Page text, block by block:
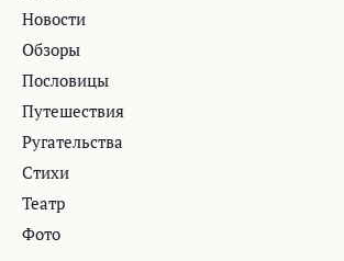
Новости
Обзоры
Пословицы
Путешествия
Ругательства
Стихи
Театр
Фото